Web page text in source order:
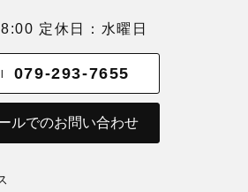
定休日：水曜日
079-293-7655
ルでのお問い合わせ